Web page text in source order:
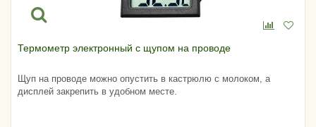
Термометр электронный с щупом на проводе
Щуп на проводе можно опустить в кастрюлю с молоком, а
дисплей закрепить в удобном месте.